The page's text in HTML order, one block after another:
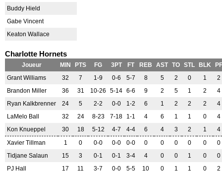
Buddy Hield
Gabe Vincent
Keaton Wallace
Charlotte Hornets
Joueur MIN PTS FG 3PT FT REB AST TO STL BLK
PF
Grant Williams
32 7 1-9 0-6 5-7 8 5 2 0 1
2
Brandon Miller
36 31 10-26 5-14 6-6 9 2 5 1 2
4
Ryan Kalkbrenner
24 5 2-2 0-0 1-2 6 1 2 2 2
4
LaMelo Ball
32 24 8-23 7-18 1-1 4 6 1 1 0
4
Kon Knueppel
30 18 5-12 4-7 4-4 6 4 3 2 1
4
Xavier Tillman
1 0 0-0 0-0 0-0 0 0 0 0 0
0
Tidjane Salaun
15 3 0-1 0-1 3-4 4 0 0 1 0
0
PJ Hall
17 11 3-7 0-0 5-5 10 0 1 1 0 2